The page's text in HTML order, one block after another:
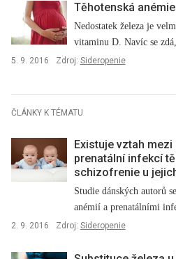
Těhotenská
Nedostatek železa je
vitaminu D. Navíc se
5. 9. 2016 Zdroj: Sideropenie
ČLÁNKY K TÉMATU
Existuje vztah
prenatální infekcí
schizofrenie u
Studie dánských autorů
anémií a prenatálními
2. 9. 2016 Zdroj: Sideropenie